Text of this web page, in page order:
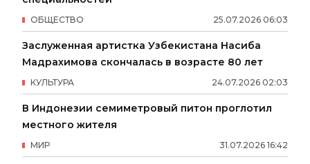
25.07.2026 06:03
ОБЩЕСТВО
Заслуженная артистка Узбекистана Насиба
Мадрахимова скончалась в возрасте 80 лет
24.07.2026 02:03
КУЛЬТУРА
В Индонезии семиметровый питон проглотил
местного жителя
31.07.2026 16:42
МИР